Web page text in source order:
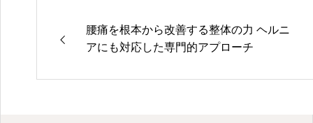
腰痛を根本から改善する整体の力 ヘルニ
アにも対応した専門的アプローチ